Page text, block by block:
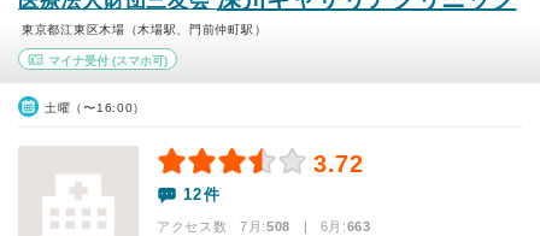
東京都江東区木場（木場駅、門前仲町駅）
マイナ受付 (スマホ可)
土曜（〜16:00）
3.72
12件
アクセス数 7月:508 | 6月:663